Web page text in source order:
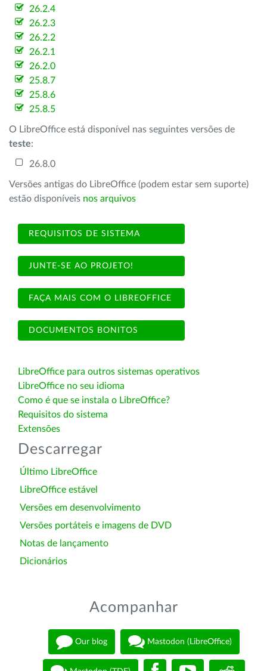
26.2.4
26.2.3
26.2.2
26.2.1
26.2.0
25.8.7
25.8.6
25.8.5
O LibreOffice está disponível nas seguintes versões de
teste:
26.8.0
Versões antigas do LibreOffice (podem estar sem suporte)
estão disponíveis nos arquivos
REQUISITOS DE SISTEMA
JUNTE-SE AO PROJETO!
FAÇA MAIS COM O LIBREOFFICE
DOCUMENTOS BONITOS
LibreOffice para outros sistemas operativos
LibreOffice no seu idioma
Como é que se instala o LibreOffice?
Requisitos do sistema
Extensões
Descarregar
Último LibreOffice
LibreOffice estável
Versões em desenvolvimento
Versões portáteis e imagens de DVD
Notas de lançamento
Dicionários
Acompanhar
Our blog Mastodon (LibreOffice)